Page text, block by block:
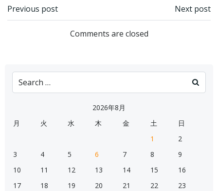
Post
navigation
Previous post
navigation
Next post
Comments are closed
Search
for:
2026年8月
月
火 水 木 金 土
日
1
2
3
4 5 6 7 8
9
10
11 12 13 14 15
16
17
18 19 20 21 22
23